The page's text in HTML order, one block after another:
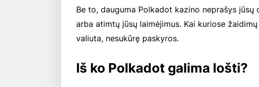
Be to, dauguma Polkadot kazino neprašys
arba atimtų jūsų laimėjimus. Kai kuriose
valiuta, nesukūrę paskyros.
Iš ko Polkadot galima lošti?